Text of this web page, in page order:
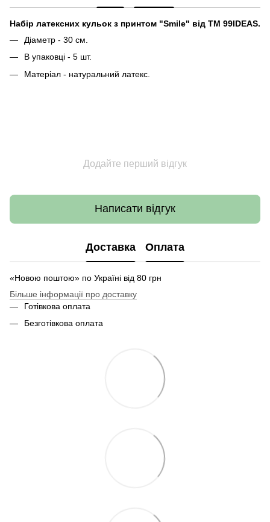
Набір латексних кульок з принтом "Smile" від ТМ 99IDEAS.
Діаметр - 30 см.
В упаковці - 5 шт.
Матеріал - натуральний латекс.
Додайте перший відгук
Написати відгук
Доставка Оплата
«Новою поштою» по Україні від 80 грн
Більше інформації про доставку
Готівкова оплата
Безготівкова оплата